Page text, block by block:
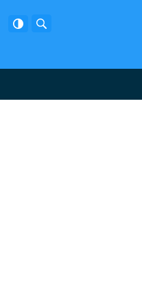
Facebook